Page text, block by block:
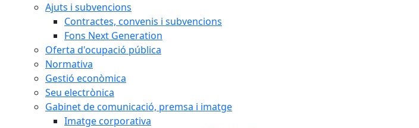
Ajuts i subvencions
Contractes, convenis i subvencions
Fons Next Generation
Oferta d'ocupació pública
Normativa
Gestió econòmica
Seu electrònica
Gabinet de comunicació, premsa i imatge
Imatge corporativa